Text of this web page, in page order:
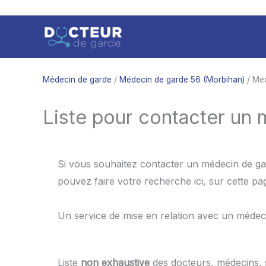
contenu
Médecin de garde / Médecin de garde 56 (Morbihan) /
Liste pour contacter un
Si vous souhaitez contacter un médecin de
pouvez faire votre recherche ici, sur cette
Un service de mise en relation avec un
Liste non exhaustive des docteurs,